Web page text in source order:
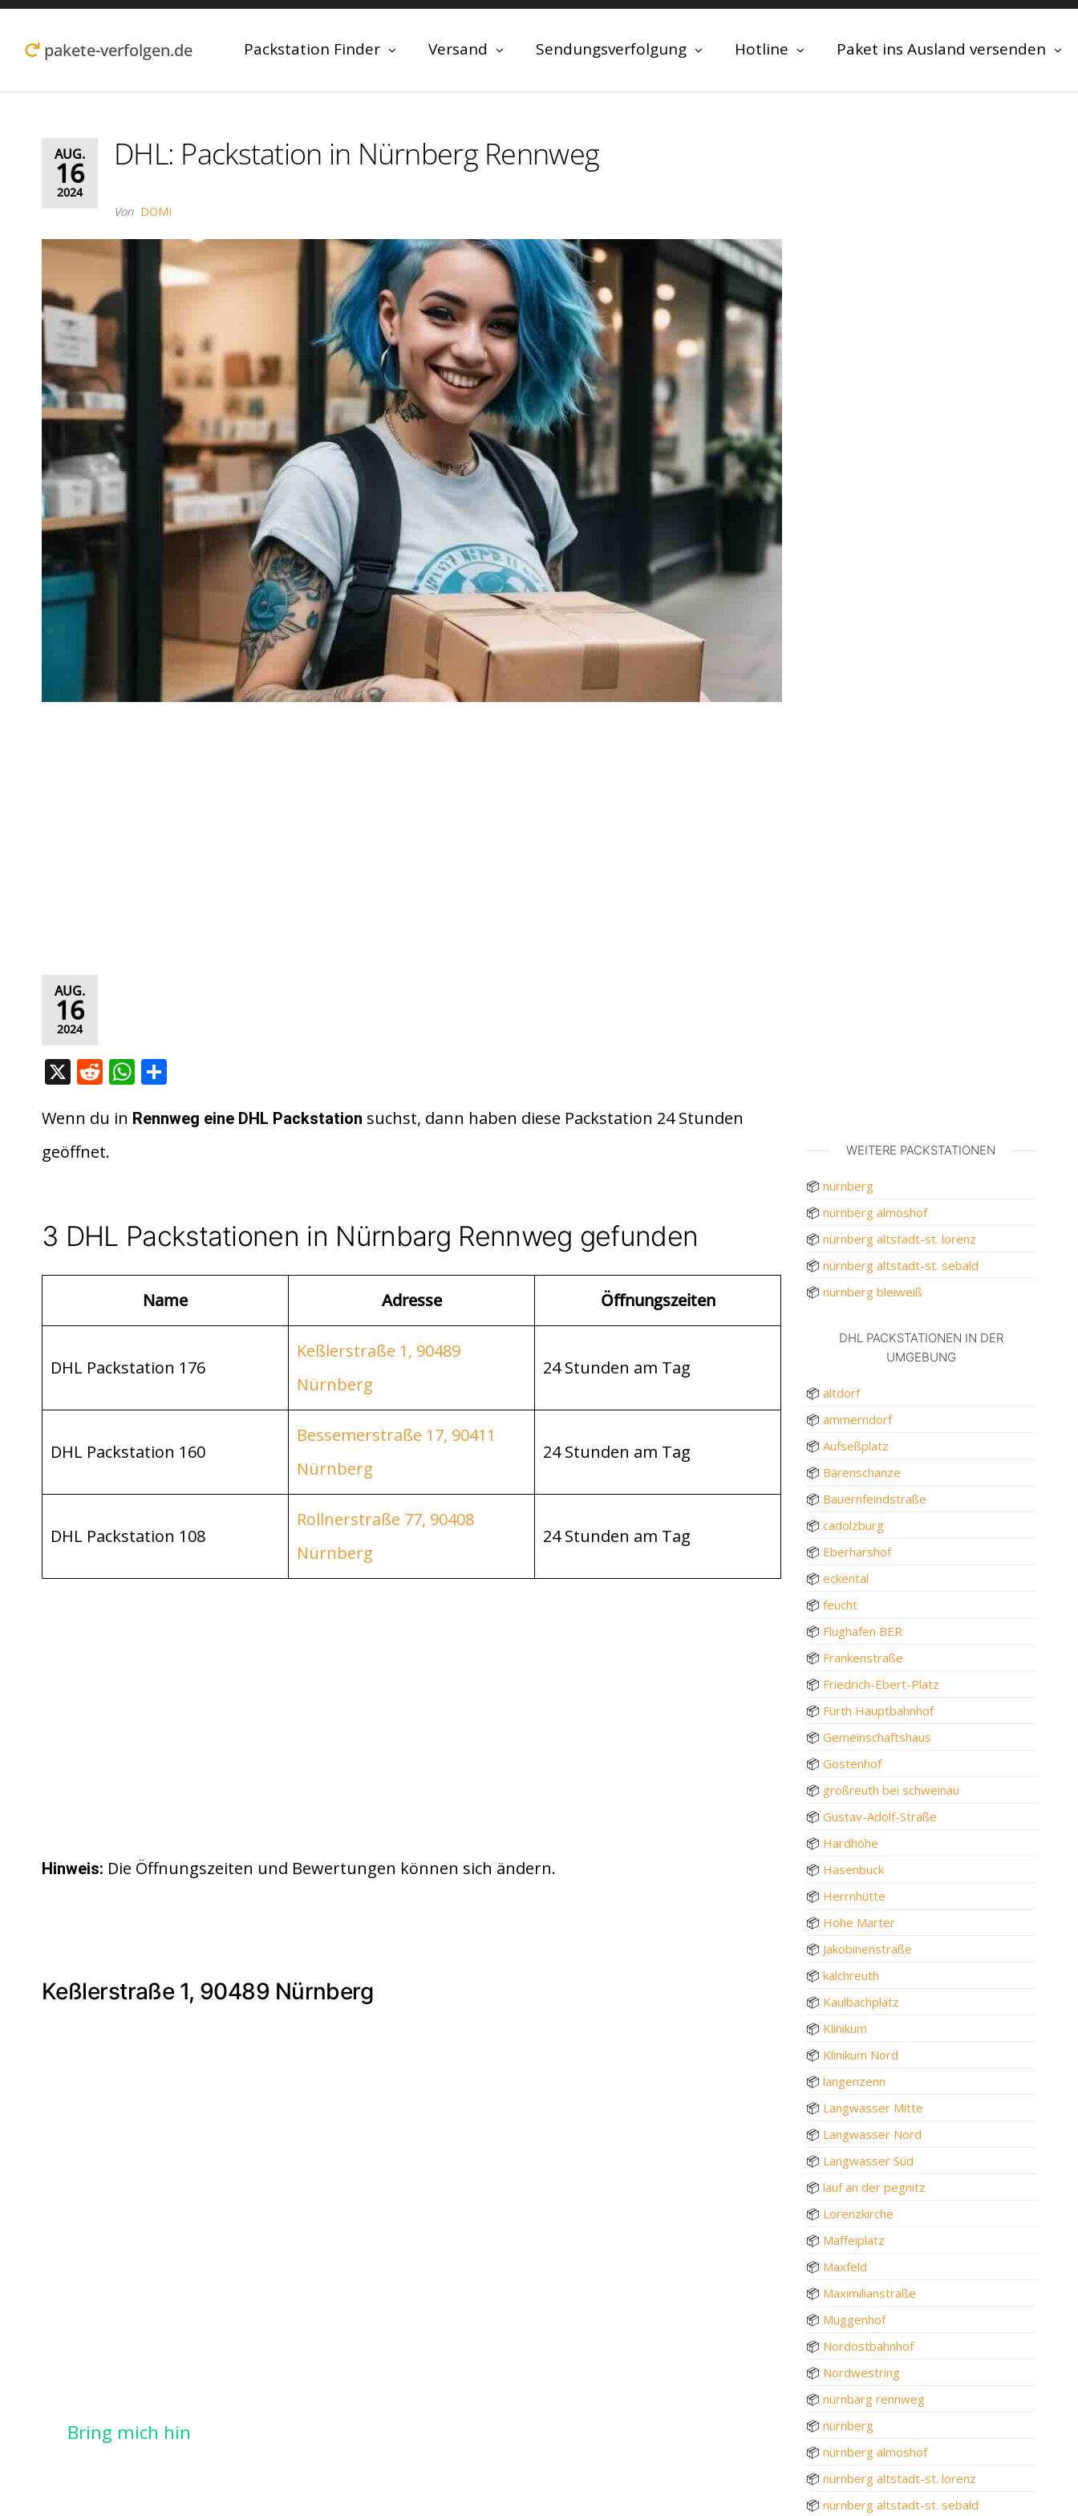
Zum
Inhalt pakete-verfolgen.de Packstation Finder Versand Sendungsverfolgung Hotline Paket ins Ausland versenden
AUG.
16
2024
DHL: Packstation in Nürnberg Rennweg
Von DOMI
AUG.
16
2024
X R
d
di
W
at
p
le
Wenn du in Rennweg eine DHL Packstation suchst, dann haben diese Packstation 24 Stunden
geöffnet.
3 DHL Packstationen in Nürnbarg Rennweg gefunden
Name Adresse Öffnungszeiten
DHL Packstation 176
Keßlerstraße 1, 90489
Nürnberg
24 Stunden am Tag
DHL Packstation 160
Bessemerstraße 17, 90411
Nürnberg
24 Stunden am Tag
DHL Packstation 108
Rollnerstraße 77, 90408
Nürnberg
24 Stunden am Tag
Hinweis: Die Öffnungszeiten und Bewertungen können sich ändern.
Keßlerstraße 1, 90489 Nürnberg
Bring mich hin
WEITERE PACKSTATIONEN
📦 nürnberg
📦 nürnberg almoshof
📦 nürnberg altstadt-st. lorenz
📦 nürnberg altstadt-st. sebald
📦 nürnberg bleiweiß
DHL PACKSTATIONEN IN DER
UMGEBUNG
📦 altdorf
📦 ammerndorf
📦 Aufseßplatz
📦 Bärenschanze
📦 Bauernfeindstraße
📦 cadolzburg
📦 Eberharshof
📦 eckental
📦 feucht
📦 Flughafen BER
📦 Frankenstraße
📦 Friedrich-Ebert-Platz
📦 Fürth Hauptbahnhof
📦 Gemeinschaftshaus
📦 Gostenhof
📦 großreuth bei schweinau
📦 Gustav-Adolf-Straße
📦 Hardhöhe
📦 Hasenbuck
📦 Herrnhütte
📦 Hohe Marter
📦 Jakobinenstraße
📦 kalchreuth
📦 Kaulbachplatz
📦 Klinikum
📦 Klinikum Nord
📦 langenzenn
📦 Langwasser Mitte
📦 Langwasser Nord
📦 Langwasser Süd
📦 lauf an der pegnitz
📦 Lorenzkirche
📦 Maffeiplatz
📦 Maxfeld
📦 Maximilianstraße
📦 Muggenhof
📦 Nordostbahnhof
📦 Nordwestring
📦 nürnbarg rennweg
📦 nürnberg
📦 nürnberg almoshof
📦 nürnberg altstadt-st. lorenz
📦 nürnberg altstadt-st. sebald